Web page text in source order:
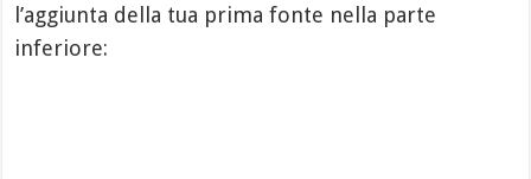
l’aggiunta della tua prima fonte nella parte
inferiore: